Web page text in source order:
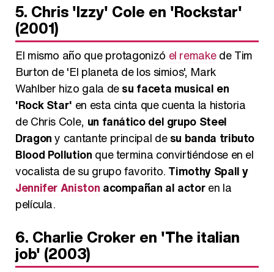
5. Chris 'Izzy' Cole en 'Rockstar'
(2001)
El mismo año que protagonizó el remakede Tim
Burton de 'El planeta de los simios', Mark
Wahlber hizo gala desu faceta musical en
'Rock Star' en esta cinta que cuenta la historia
de Chris Cole, un fanático del grupo Steel
Dragony cantante principal desu banda tributo
Blood Pollution que termina convirtiéndose en el
vocalista de su grupo favorito. Timothy Spall y
Jennifer Aniston acompañan al actoren la
película.
6. Charlie Croker en 'The italian
job' (2003)